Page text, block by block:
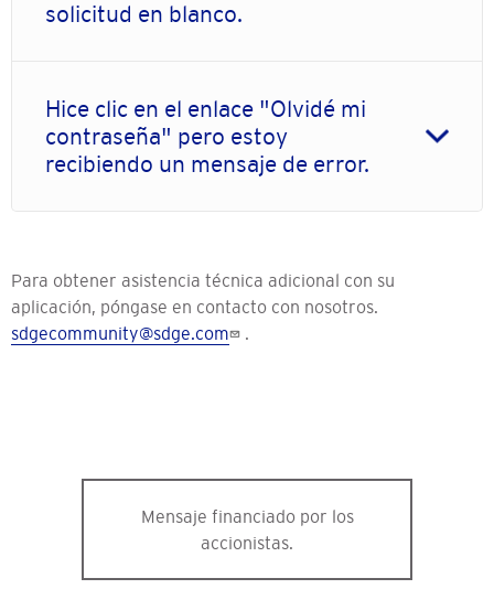
solicitud en blanco.
Hice clic en el enlace "Olvidé mi
contraseña" pero estoy
recibiendo un mensaje de error.
Para obtener asistencia técnica adicional con su
aplicación, póngase en contacto con nosotros.
sdgecommunity@sdge.com
.
Mensaje financiado por los
accionistas.